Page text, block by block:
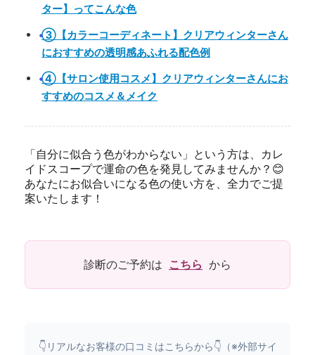
ター】ってこんな色
③【カラーコーディネート】クリアウィンターさん
におすすめの透明感あふれる配色例
④【サロン使用コスメ】クリアウィンターさんにお
すすめのコスメ＆メイク
「自分に似合う色がわからない」という方は、カレ
イドスコープで運命の色を発見してみませんか？ 😊
あなたにお似合いになる色の使い方を、全力でご提
案いたします！
診断のご予約は こちら から
👇リアルなお客様の口コミはこちらから👇（※外部サイ